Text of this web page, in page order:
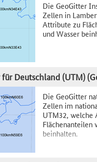
Die GeoGitter
Zellen in
Attribute zu
und Wasser
Deutschland (UTM)
Die GeoGitter
Zellen im
UTM32, welche
Flächenanteilen
beinhalten.